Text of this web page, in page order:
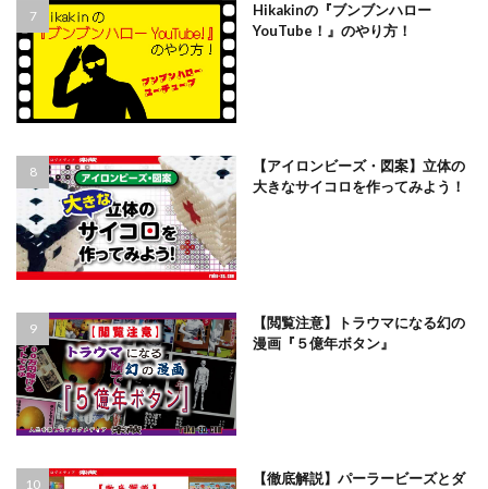
Hikakinの『ブンブンハロー
YouTube！』のやり方！
【アイロンビーズ・図案】立体の
大きなサイコロを作ってみよう！
【閲覧注意】トラウマになる幻の
漫画『５億年ボタン』
【徹底解説】パーラービーズとダ